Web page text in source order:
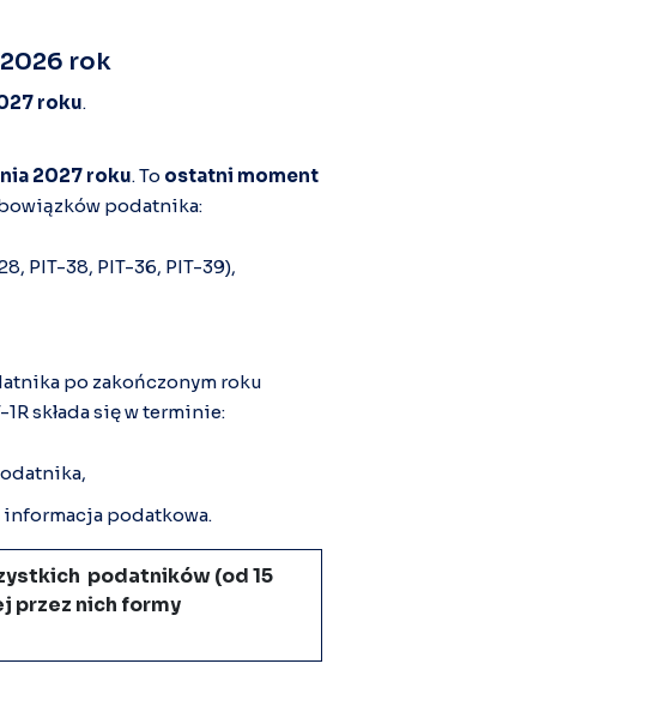
rok
roku.
2027 roku. To ostatni moment
podatnika:
PIT-38, PIT-36, PIT-39),
po zakończonym roku
1R składa się w terminie:
podatkowa.
podatników (od 15
przez nich formy